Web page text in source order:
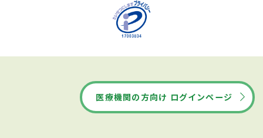
医療機関の方向け ログインページ